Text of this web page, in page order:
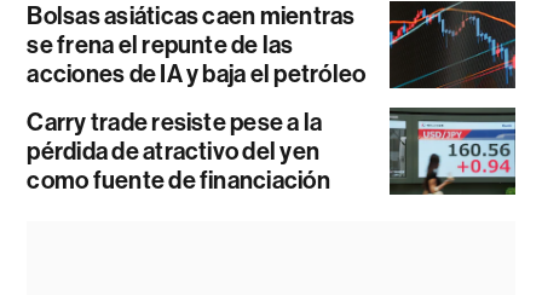
Bolsas asiáticas caen mientras
se frena el repunte de las
acciones de IA y baja el petróleo
Carry trade resiste pese a la
pérdida de atractivo del yen
como fuente de financiación